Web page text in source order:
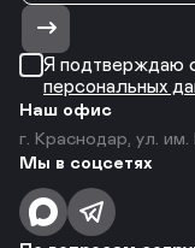
Я подтверждаю
персональных
Наш офис
г. Краснодар, ул.
Мы в соцсетях